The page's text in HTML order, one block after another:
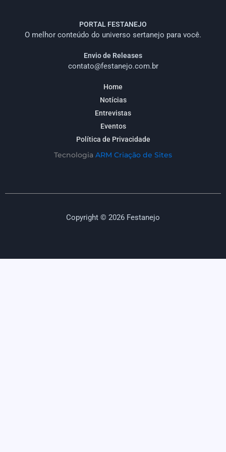
PORTAL FESTANEJO
O melhor conteúdo do universo sertanejo para você.
Envio de Releases
contato@festanejo.com.br
Home
Notícias
Entrevistas
Eventos
Política de Privacidade
Tecnologia ARM Criação de Sites
Copyright © 2026 Festanejo